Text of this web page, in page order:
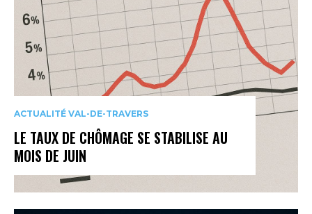
ACTUALITÉ VAL-DE-TRAVERS
LE TAUX DE CHÔMAGE SE STABILISE AU
MOIS DE JUIN